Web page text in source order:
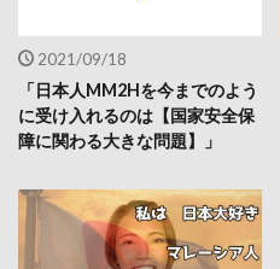
2021/09/18
「日本人MM2Hを今までのよう
に受け入れるのは【国家安全保
障に関わる大きな問題】」